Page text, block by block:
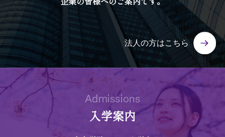
法人の方はこちら
Admissions
入学案内